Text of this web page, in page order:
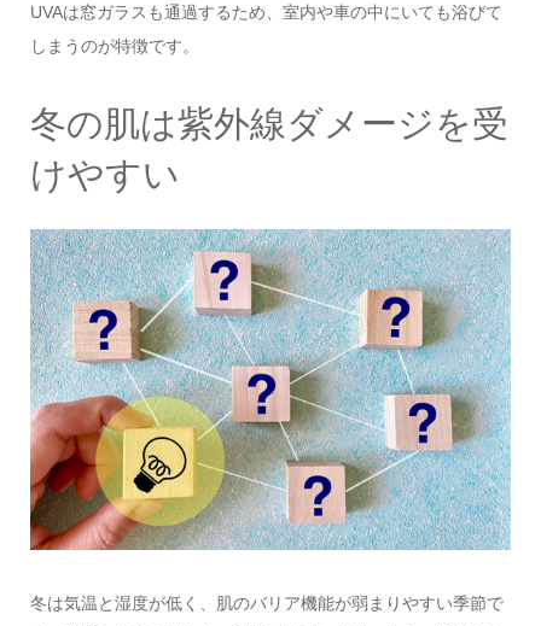
UVAは窓ガラスも通過するため、室内や車の中にいても浴びて
しまうのが特徴です。
冬の肌は紫外線ダメージを受
けやすい
冬は気温と湿度が低く、肌のバリア機能が弱まりやすい季節で